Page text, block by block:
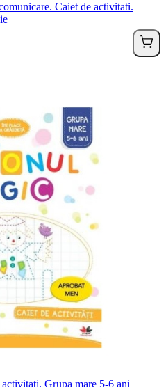
Caiet de activitati.
Grupa mare 5-6 ani